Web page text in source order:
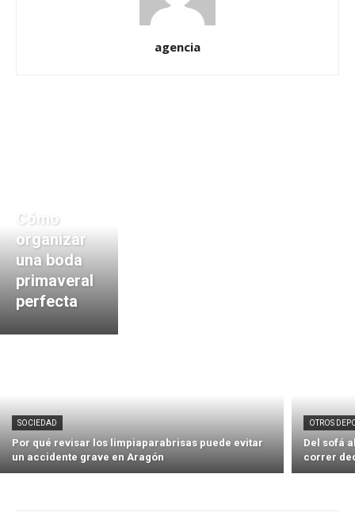
agencia
Cómo
organizar
una boda
primaveral
perfecta
SOCIEDAD
Por qué revisar los limpiaparabrisas puede evitar
un accidente grave en Aragón
OTROS
Del sofá
correr